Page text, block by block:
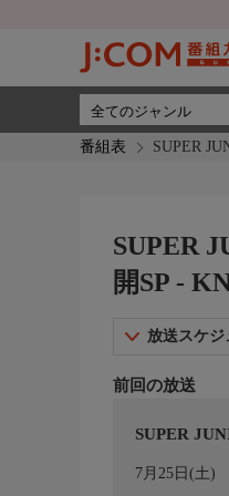
番組表 SUPER
SUPER
開SP -
放送スケ
前回の放送
SUPER
7月25日(土)